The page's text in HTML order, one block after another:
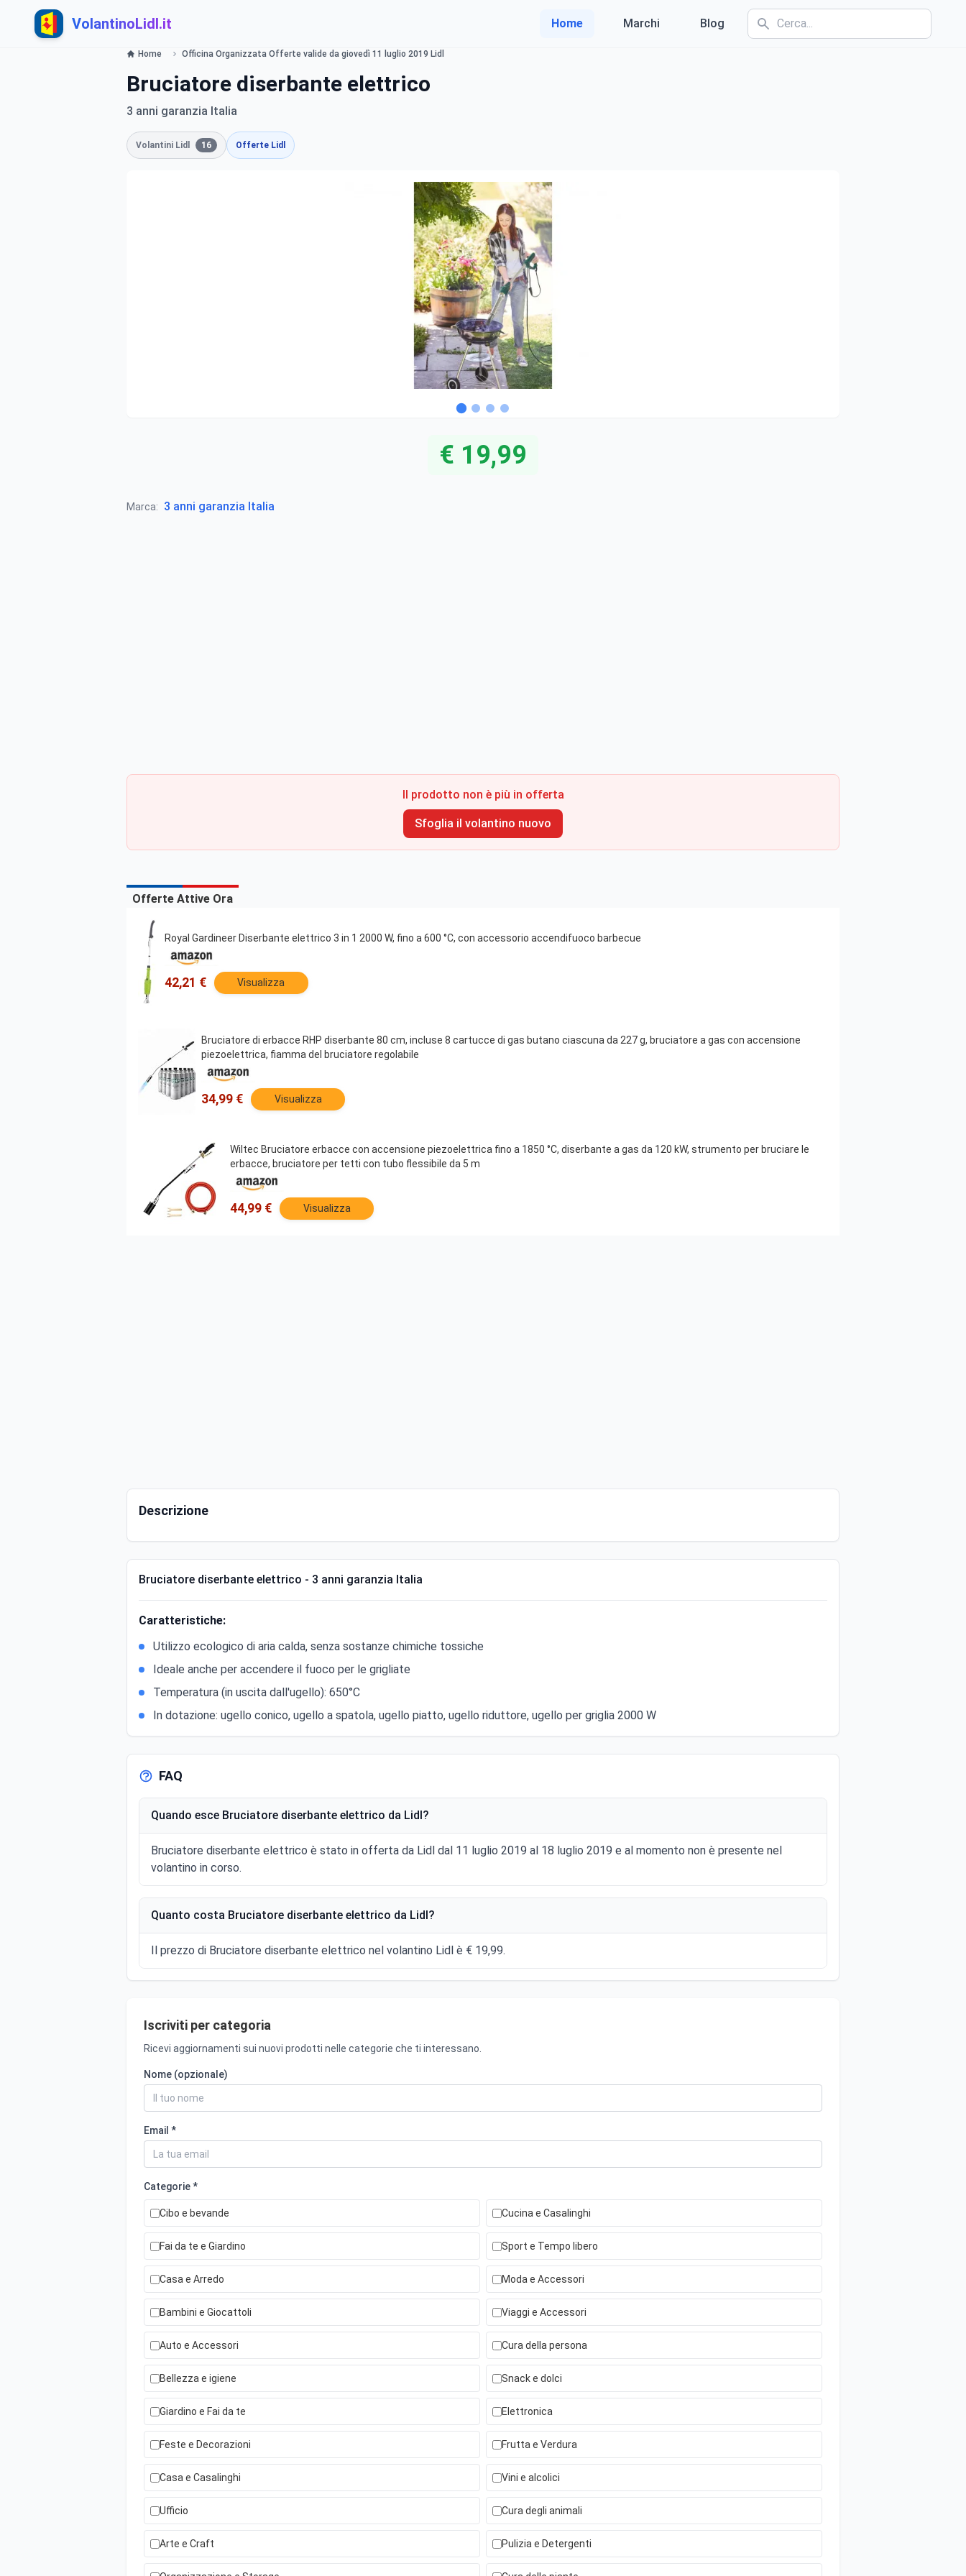
VolantinoLidl.it Home Marchi Blog
Home Officina Organizzata Offerte valide da giovedì 11 luglio 2019 Lidl
Bruciatore diserbante elettrico
3 anni garanzia Italia
Volantini Lidl 16 Offerte Lidl
€ 19,99
Marca: 3 anni garanzia Italia
Il prodotto non è più in offerta
Sfoglia il volantino nuovo
Offerte Attive Ora
Royal Gardineer Diserbante elettrico 3 in 1 2000 W, fino a 600 °C, con accessorio accendifuoco barbecue
42,21 € Visualizza
Bruciatore di erbacce RHP diserbante 80 cm, incluse 8 cartucce di gas butano ciascuna da 227 g, bruciatore a gas con accensione
piezoelettrica, fiamma del bruciatore regolabile
34,99 € Visualizza
Wiltec Bruciatore erbacce con accensione piezoelettrica fino a 1850 °C, diserbante a gas da 120 kW, strumento per bruciare le
erbacce, bruciatore per tetti con tubo flessibile da 5 m
44,99 € Visualizza
Descrizione
Bruciatore diserbante elettrico - 3 anni garanzia Italia
Caratteristiche:
Utilizzo ecologico di aria calda, senza sostanze chimiche tossiche
Ideale anche per accendere il fuoco per le grigliate
Temperatura (in uscita dall'ugello): 650°C
In dotazione: ugello conico, ugello a spatola, ugello piatto, ugello riduttore, ugello per griglia 2000 W
FAQ
Quando esce Bruciatore diserbante elettrico da Lidl?
Bruciatore diserbante elettrico è stato in offerta da Lidl dal 11 luglio 2019 al 18 luglio 2019 e al momento non è presente nel
volantino in corso.
Quanto costa Bruciatore diserbante elettrico da Lidl?
Il prezzo di Bruciatore diserbante elettrico nel volantino Lidl è € 19,99.
Iscriviti per categoria
Ricevi aggiornamenti sui nuovi prodotti nelle categorie che ti interessano.
Nome (opzionale)
Email *
Categorie *
Cibo e bevande Cucina e Casalinghi
Fai da te e Giardino Sport e Tempo libero
Casa e Arredo Moda e Accessori
Bambini e Giocattoli Viaggi e Accessori
Auto e Accessori Cura della persona
Bellezza e igiene Snack e dolci
Giardino e Fai da te Elettronica
Feste e Decorazioni Frutta e Verdura
Casa e Casalinghi Vini e alcolici
Ufficio Cura degli animali
Arte e Craft Pulizia e Detergenti